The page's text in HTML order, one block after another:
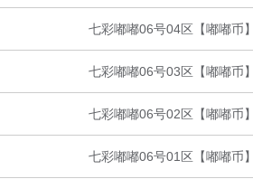
七彩嘟嘟06号04区【嘟嘟币
七彩嘟嘟06号03区【嘟嘟币
七彩嘟嘟06号02区【嘟嘟币
七彩嘟嘟06号01区【嘟嘟币